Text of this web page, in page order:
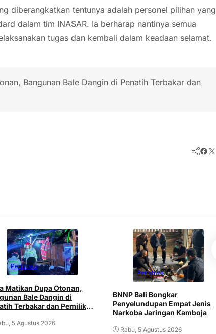
diberangkatkan tentunya adalah personel pilihan yang
dalam tim INASAR. Ia berharap nantinya semua
tugas dan kembali dalam keadaan selamat.
Bangunan Bale Dangin di Penatih Terbakar dan
Facebook Twitter
Peristiwa
Matikan Dupa Otonan,
Bale Dangin di
Terbakar dan Pemilik
5 Agustus 2026
Peristiwa
BNNP Bali Bongkar
Penyelundupan Empat Jenis
Narkoba Jaringan Kamboja
Rabu, 5 Agustus 2026